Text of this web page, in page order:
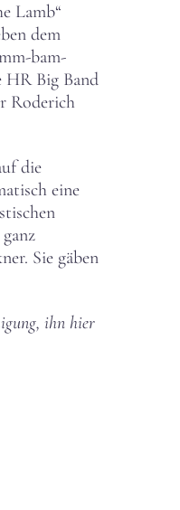
Lamb“
dem
bam-
HR Big Band
Roderich
die
eine
Sie gäben
ihn hier